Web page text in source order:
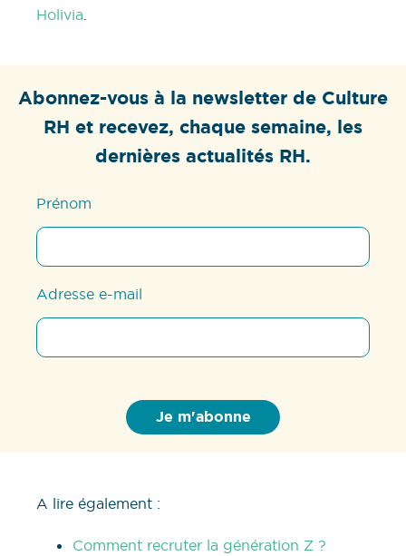
Holivia.
Abonnez-vous à la newsletter de Culture
RH et recevez, chaque semaine, les
dernières actualités RH.
Prénom
Adresse e-mail
A lire également :
Comment recruter la génération Z ?